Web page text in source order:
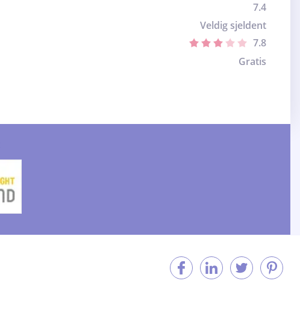
7.4
Veldig sjeldent
7.8
Gratis